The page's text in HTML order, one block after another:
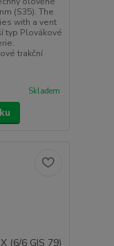
(S35). The
with a vent
typ Plovákové
trakční
Skladem